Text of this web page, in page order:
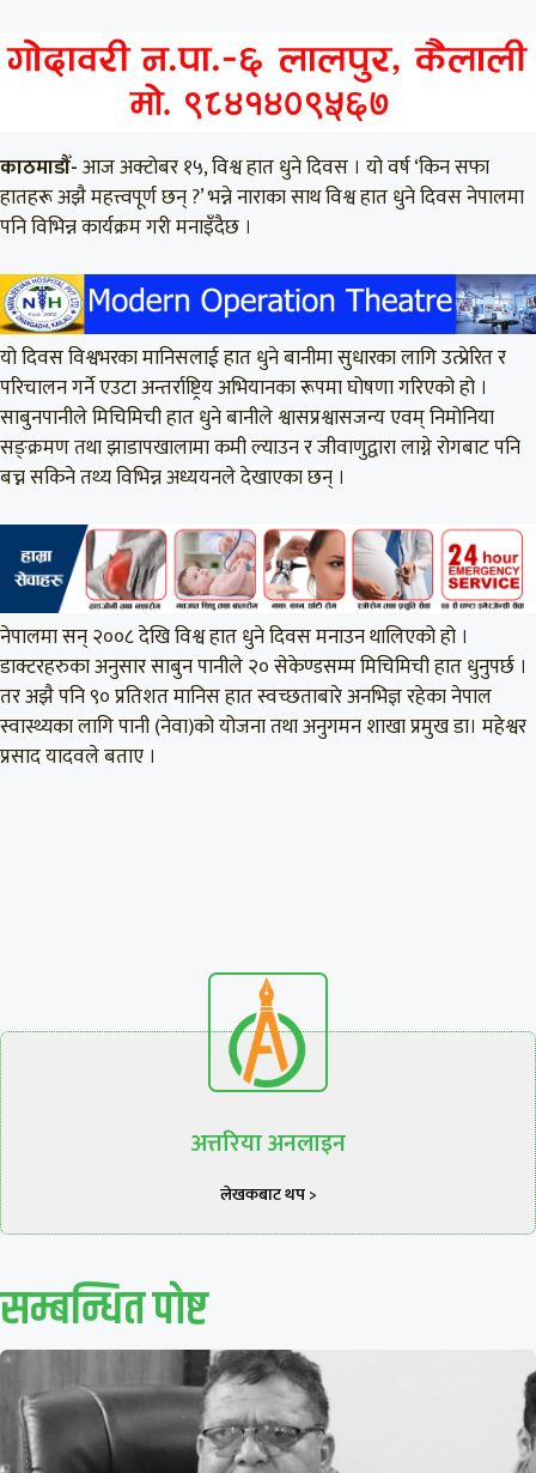
काठमाडौँ-आज अक्टोबर १५, विश्व हात धुने दिवस । यो वर्ष ‘किन सफा
हातहरू अझै महत्त्वपूर्ण छन् ?’ भन्ने नाराका साथ विश्व हात धुने दिवस नेपालमा
पनि विभिन्न कार्यक्रम गरी मनाइँदैछ ।
यो दिवस विश्वभरका मानिसलाई हात धुने बानीमा सुधारका लागि उत्प्रेरित र
परिचालन गर्ने एउटा अन्तर्राष्ट्रिय अभियानका रूपमा घोषणा गरिएको हो ।
साबुनपानीले मिचिमिची हात धुने बानीले श्वासप्रश्वासजन्य एवम् निमोनिया
सङ्क्रमण तथा झाडापखालामा कमी ल्याउन र जीवाणुद्वारा लाग्ने रोगबाट पनि
बच्न सकिने तथ्य विभिन्न अध्ययनले देखाएका छन् ।
नेपालमा सन् २००८ देखि विश्व हात धुने दिवस मनाउन थालिएको हो ।
डाक्टरहरुका अनुसार साबुन पानीले २० सेकेण्डसम्म मिचिमिची हात धुनुपर्छ ।
तर अझै पनि ९० प्रतिशत मानिस हात स्वच्छताबारे अनभिज्ञ रहेका नेपाल
स्वास्थ्यका लागि पानी (नेवा)को योजना तथा अनुगमन शाखा प्रमुख डा। महेश्वर
प्रसाद यादवले बताए ।
अत्तरिया अनलाइन
लेखकबाट थप >
सम्बन्धित पाेष्ट